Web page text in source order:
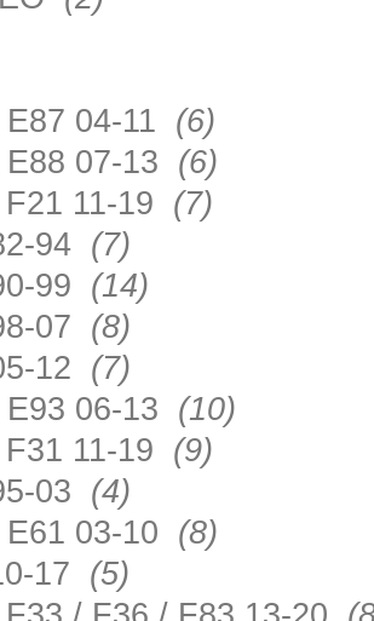
04-11 (6)
07-13 (6)
11-19 (7)
94 (7)
99 (14)
07 (8)
12 (7)
06-13 (10)
11-19 (9)
03 (4)
03-10 (8)
17 (5)